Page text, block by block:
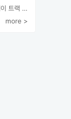
성균관대-삼성디스플레이, 디스플레이 트랙 운영 협약 체결
more >